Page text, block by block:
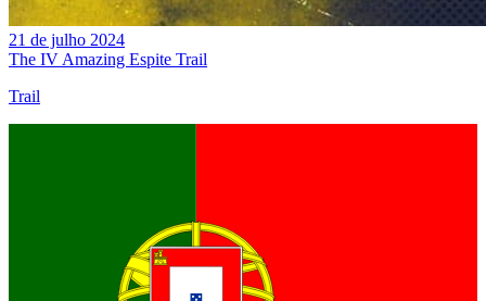
21 de julho 2024
The IV Amazing Espite Trail
Trail